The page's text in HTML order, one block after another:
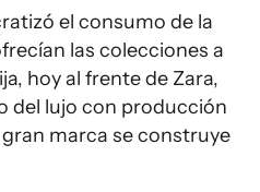
el consumo de la
las colecciones a
hoy al frente de Zara,
del lujo con producción
marca se construye